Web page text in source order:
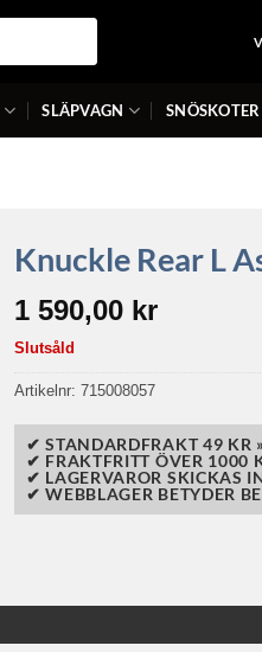
SLÄPVAGN SNÖSKOTER
Knuckle Rear L
1 590,00 kr
Slutsåld
Artikelnr: 715008057
✔ STANDARDFRAKT 49 KR
✔ FRAKTFRITT ÖVER 1000
✔ LAGERVAROR SKICKAS
✔ WEBBLAGER BETYDER